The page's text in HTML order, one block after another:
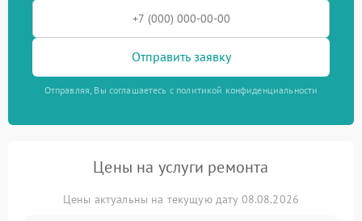
Отправить заявку
Отправляя, Вы соглашаетесь с политикой конфиденциальности
Цены на услуги ремонта
Цены актуальны на текущую дату 08.08.2026